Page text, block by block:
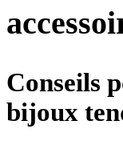
Conseils
bijoux